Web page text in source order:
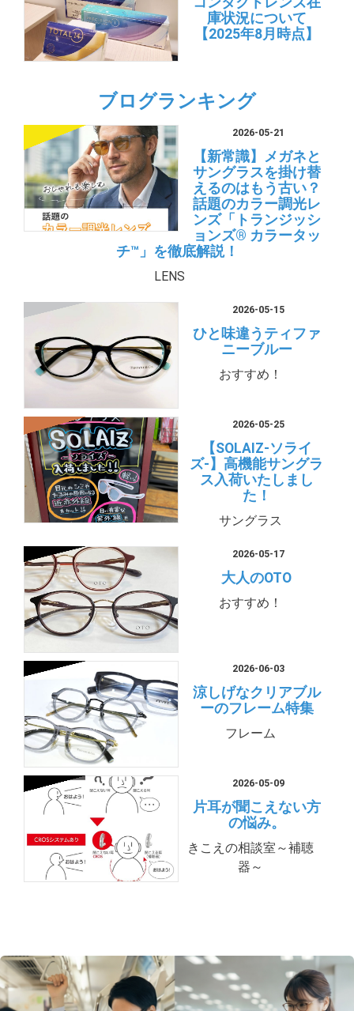
庫状況について
【2025年8月時点】
ブログランキング
2026-05-21
【新常識】メガネと
サングラスを掛け替
えるのはもう古い？
話題のカラー調光レ
ンズ「トランジッシ
ョンズ® カラータッ
チ™」を徹底解説！
LENS
2026-05-15
ひと味違うティファ
ニーブルー
おすすめ！
2026-05-25
【SOLAIZ-ソライ
ズ-】高機能サングラ
ス入荷いたしまし
た！
サングラス
2026-05-17
大人のOTO
おすすめ！
2026-06-03
涼しげなクリアブル
ーのフレーム特集
フレーム
2026-05-09
片耳が聞こえない方
の悩み。
きこえの相談室～補聴
器～